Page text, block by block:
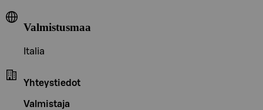
Valmistusmaa
Italia
Yhteystiedot
Valmistaja